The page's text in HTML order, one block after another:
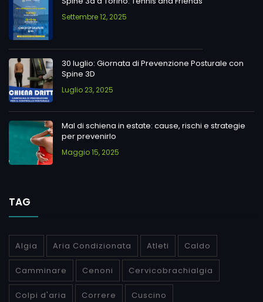
Settembre 12, 2025
30 luglio: Giornata di Prevenzione Posturale con
Spine 3D
Luglio 23, 2025
Mal di schiena in estate: cause, rischi e strategie
per prevenirlo
Maggio 15, 2025
TAG
Algia Aria Condizionata Atleti Caldo
Camminare Cenoni Cervicobrachialgia
Colpi d'aria Correre Cuscino